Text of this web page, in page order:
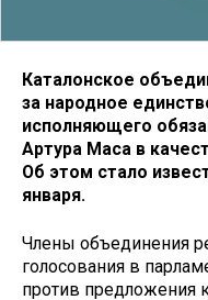
Каталонское
за народное
исполняющего
Артура Маса в
Об этом стало
января.
Члены объединения
голосования в
против предложения